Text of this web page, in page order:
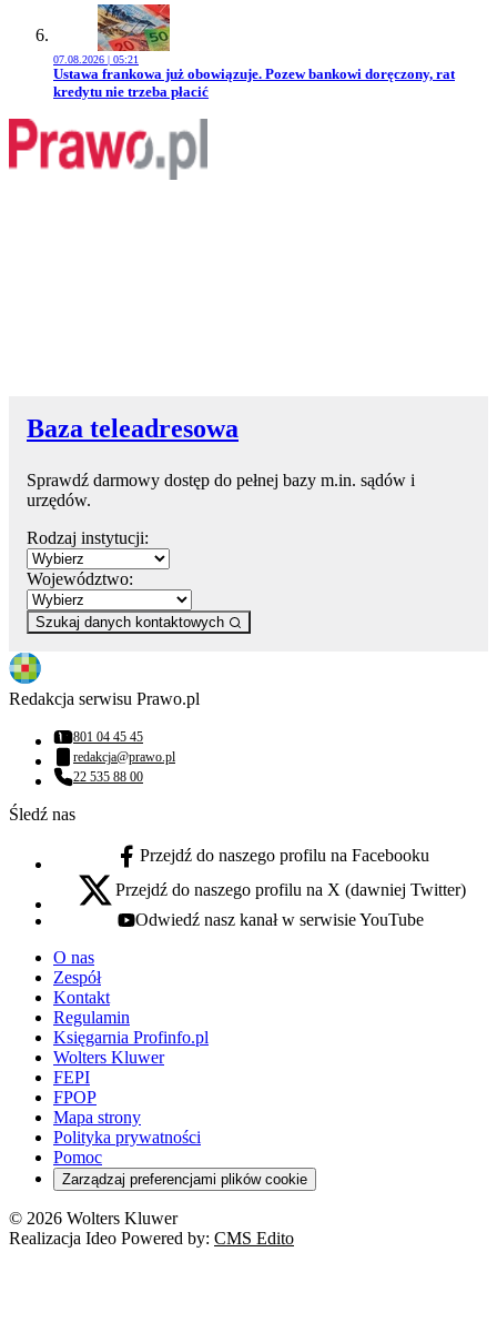
07.08.2026 | 05:21
Przejdź do artykułu:
Ustawa frankowa już obowiązuje. Pozew bankowi doręczony, rat
kredytu nie trzeba płacić
Baza teleadresowa
Sprawdź darmowy dostęp do pełnej bazy m.in. sądów i
urzędów.
Rodzaj instytucji:
Województwo:
Szukaj danych kontaktowych
Redakcja serwisu Prawo.pl
Numer telefonu:
801 04 45 45
Adres email:
redakcja@prawo.pl
Numer telefonu:
22 535 88 00
Śledź nas
facebook - otwiera się w nowej karcie
Przejdź do naszego profilu na Facebooku
x - otwiera się w nowej karcie
Przejdź do naszego profilu na X (dawniej Twitter)
youtube - otwiera się w nowej karcie
Odwiedź nasz kanał w serwisie YouTube
O nas
Zespół
Kontakt
Regulamin
Księgarnia Profinfo.pl
Wolters Kluwer
FEPI
FPOP
Mapa strony
Polityka prywatności
Pomoc
Zarządzaj preferencjami plików cookie
© 2026 Wolters Kluwer
Realizacja Ideo Powered by: CMS Edito